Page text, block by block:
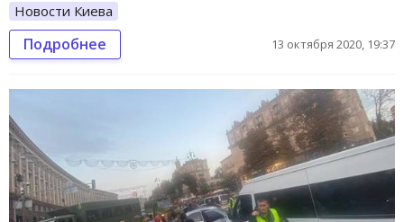
Новости Киева
Подробнее 13 октября 2020, 19:37